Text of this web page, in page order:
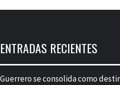
ENTRADAS RECIENTES
Guerrero se consolida como